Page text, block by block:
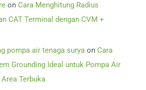
on Cara Menghitung Radius
CAT Terminal dengan CVM +
pompa air tenaga surya on Cara
Grounding Ideal untuk Pompa Air
Terbuka